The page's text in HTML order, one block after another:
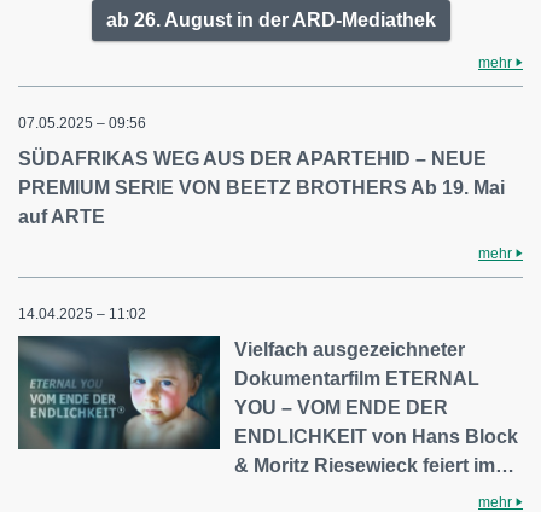
ab 26. August in der ARD-Mediathek
mehr
07.05.2025 – 09:56
SÜDAFRIKAS WEG AUS DER APARTEHID – NEUE
PREMIUM SERIE VON BEETZ BROTHERS Ab 19. Mai
auf ARTE
mehr
14.04.2025 – 11:02
Vielfach ausgezeichneter
Dokumentarfilm ETERNAL
YOU – VOM ENDE DER
ENDLICHKEIT von Hans Block
& Moritz Riesewieck feiert im…
mehr